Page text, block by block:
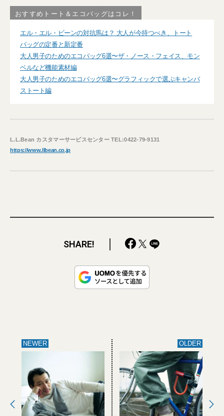
おすすめトート＆エコバッグはコレ！
エル・エル・ビーンの対抗馬は？ 大人が今持つべき、トート
バッグの定番と新定番
大人男子のためのエコバッグ6選〜ザ・ノース・フェイス、モン
ベルなど機能素材編
大人男子のためのエコバッグ6選〜グラフィックで選ぶキャンバ
ストート編
L.L.Bean カスタマーサービスセンター TEL:0422-79-9131
https://www.llbean.co.jp
SHARE!
NEWER OLDER